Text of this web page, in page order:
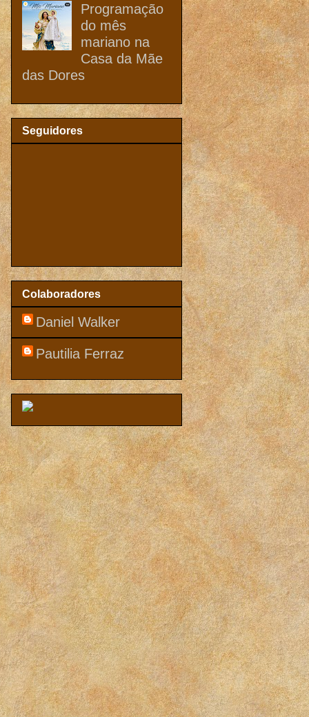
Programação
do mês
mariano na
Casa da Mãe
das Dores
Seguidores
Colaboradores
Daniel Walker
Pautilia Ferraz